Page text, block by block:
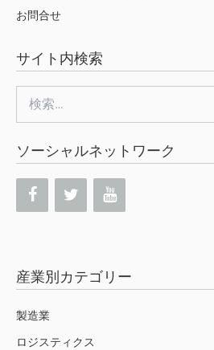
お問合せ
サイト内検索
索:
ソーシャルネットワーク
産業別カテゴリー
製造業
ロジスティクス